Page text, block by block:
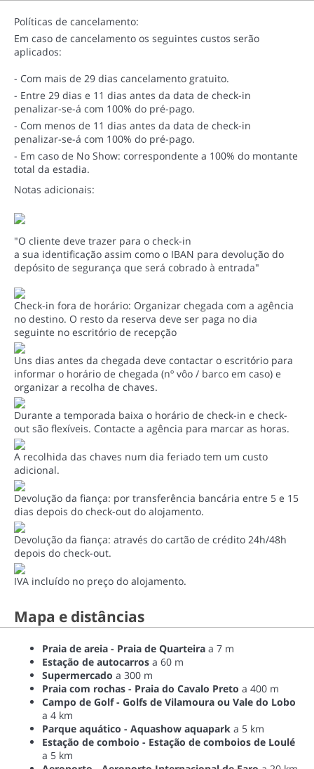
Políticas de cancelamento:
Em caso de cancelamento os seguintes custos serão
aplicados:
- Com mais de 29 dias cancelamento gratuito.
- Entre 29 dias e 11 dias antes da data de check-in
penalizar-se-á com 100% do pré-pago.
- Com menos de 11 dias antes da data de check-in
penalizar-se-á com 100% do pré-pago.
- Em caso de No Show: correspondente a 100% do montante
total da estadia.
Notas adicionais:
"O cliente deve trazer para o check-in
a sua identificação assim como o IBAN para devolução do
depósito de segurança que será cobrado à entrada"
Check-in fora de horário: Organizar chegada com a agência
no destino. O resto da reserva deve ser paga no dia
seguinte no escritório de recepção
Uns dias antes da chegada deve contactar o escritório para
informar o horário de chegada (nº vôo / barco em caso) e
organizar a recolha de chaves.
Durante a temporada baixa o horário de check-in e check-
out são flexíveis. Contacte a agência para marcar as horas.
A recolhida das chaves num dia feriado tem um custo
adicional.
Devolução da fiança: por transferência bancária entre 5 e 15
dias depois do check-out do alojamento.
Devolução da fiança: através do cartão de crédito 24h/48h
depois do check-out.
IVA incluído no preço do alojamento.
Mapa e distâncias
Praia de areia - Praia de Quarteira a 7 m
Estação de autocarros a 60 m
Supermercado a 300 m
Praia com rochas - Praia do Cavalo Preto a 400 m
Campo de Golf - Golfs de Vilamoura ou Vale do Lobo
a 4 km
Parque aquático - Aquashow aquapark a 5 km
Estação de comboio - Estação de comboios de Loulé
a 5 km